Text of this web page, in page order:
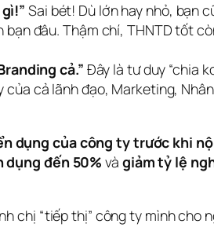
Sai bét! Dù lớn hay nhỏ, bạn
đâu. Thậm chí, THNTD tốt
cả.” Đây là tư duy “chia
cả lãnh đạo, Marketing,
dụng của công ty trước khi
đến 50% và giảm tỷ lệ
chị “tiếp thị” công ty mình cho